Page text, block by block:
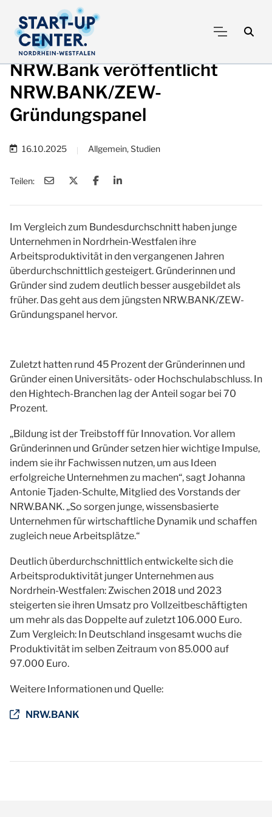
NRW.Bank veröffentlicht
NRW.BANK/ZEW-
Gründungspanel
16.10.2025 Allgemein, Studien
Teilen:
Im Vergleich zum Bundesdurchschnitt haben junge
Unternehmen in Nordrhein-Westfalen ihre
Arbeitsproduktivität in den vergangenen Jahren
überdurchschnittlich gesteigert. Gründerinnen und
Gründer sind zudem deutlich besser ausgebildet als
früher. Das geht aus dem jüngsten NRW.BANK/ZEW-
Gründungspanel hervor.
Zuletzt hatten rund 45 Prozent der Gründerinnen und
Gründer einen Universitäts- oder Hochschulabschluss. In
den Hightech-Branchen lag der Anteil sogar bei 70
Prozent.
„Bildung ist der Treibstoff für Innovation. Vor allem
Gründerinnen und Gründer setzen hier wichtige Impulse,
indem sie ihr Fachwissen nutzen, um aus Ideen
erfolgreiche Unternehmen zu machen“, sagt Johanna
Antonie Tjaden-Schulte, Mitglied des Vorstands der
NRW.BANK. „So sorgen junge, wissensbasierte
Unternehmen für wirtschaftliche Dynamik und schaffen
zugleich neue Arbeitsplätze.“
Deutlich überdurchschnittlich entwickelte sich die
Arbeitsproduktivität junger Unternehmen aus
Nordrhein-Westfalen: Zwischen 2018 und 2023
steigerten sie ihren Umsatz pro Vollzeitbeschäftigten
um mehr als das Doppelte auf zuletzt 106.000 Euro.
Zum Vergleich: In Deutschland insgesamt wuchs die
Produktivität im selben Zeitraum von 85.000 auf
97.000 Euro.
Weitere Informationen und Quelle:
NRW.BANK